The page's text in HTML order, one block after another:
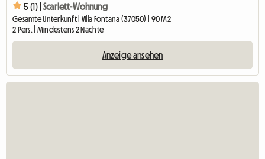
5 (1) | Scarlett-Wohnung
Gesamte Unterkunft | Villa Fontana (37050) | 90 M2
2 Pers. | Mindestens 2 Nächte
Anzeige ansehen